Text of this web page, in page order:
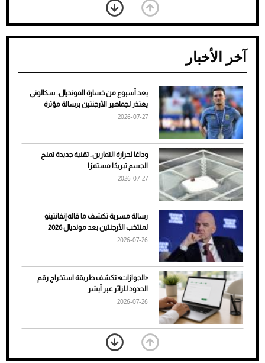
ضعف تبريد مكيف السيارة عند الوقوف.. أشهر
الأسباب والحلول
7 نصائح لاختيار لون البنطلون المناسب للقميص
الأسود
آخر الأخبار
بعد أسبوع من خسارة المونديال.. سكالوني
يعتذر لجماهير الأرجنتين برسالة مؤثرة
2026-07-27
وداعًا لحرارة التمارين.. تقنية جديدة تمنح
الجسم تبريدًا مستمرًا
2026-07-27
رسالة مسربة تكشف ما قاله إنفانتينو
لمنتخب الأرجنتين بعد مونديال 2026
2026-07-26
«الجوازات» تكشف طريقة استخراج رقم
الحدود للزائر عبر أبشر
2026-07-26
بعد 7 أشهر من تعرضه لحادث مروع.. جوشوا
يفوز على برينغا بـ"الضربة القاضية" (فيديو)